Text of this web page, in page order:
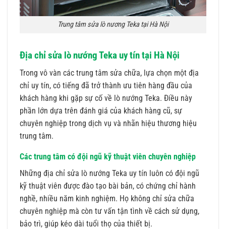
Trung tâm sửa lò nương Teka tại Hà Nội
Địa chỉ sửa lò nướng Teka uy tín tại Hà Nội
Trong vô vàn các trung tâm sửa chữa, lựa chọn một địa
chỉ uy tín, có tiếng đã trở thành ưu tiên hàng đầu của
khách hàng khi gặp sự cố về lò nướng Teka. Điều này
phần lớn dựa trên đánh giá của khách hàng cũ, sự
chuyên nghiệp trong dịch vụ và nhãn hiệu thương hiệu
trung tâm.
Các trung tâm có đội ngũ kỹ thuật viên chuyên nghiệp
Những địa chỉ sửa lò nướng Teka uy tín luôn có đội ngũ
kỹ thuật viên được đào tạo bài bản, có chứng chỉ hành
nghề, nhiều năm kinh nghiệm. Họ không chỉ sửa chữa
chuyên nghiệp mà còn tư vấn tận tình về cách sử dụng,
bảo trì, giúp kéo dài tuổi thọ của thiết bị.